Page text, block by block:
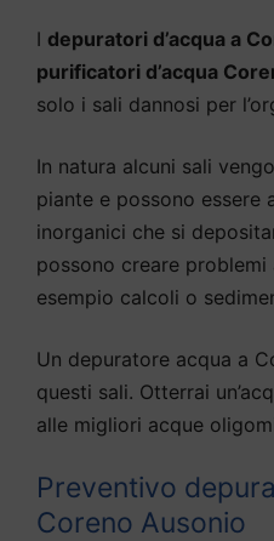
I depuratori d’acqua a
purificatori d’acqua
solo i sali dannosi per
In natura alcuni sali
piante e possono essere
inorganici che si
possono creare problemi
esempio calcoli o
Un depuratore acqua a
questi sali. Otterrai
alle migliori acque
Preventivo
Coreno Ausonio